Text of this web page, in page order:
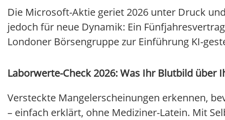
Die Microsoft-Aktie geriet 2026 unter Druck
jedoch für neue Dynamik: Ein
Londoner Börsengruppe zur Einführung KI-
Laborwerte-Check 2026: Was Ihr Blutbild über
Versteckte Mangelerscheinungen erkennen,
– einfach erklärt, ohne Mediziner-Latein. Mit